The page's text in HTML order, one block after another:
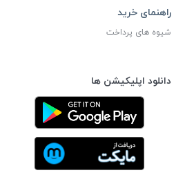
راهنمای خرید
شیوه های پرداخت
دانلود اپلیکیشن ها